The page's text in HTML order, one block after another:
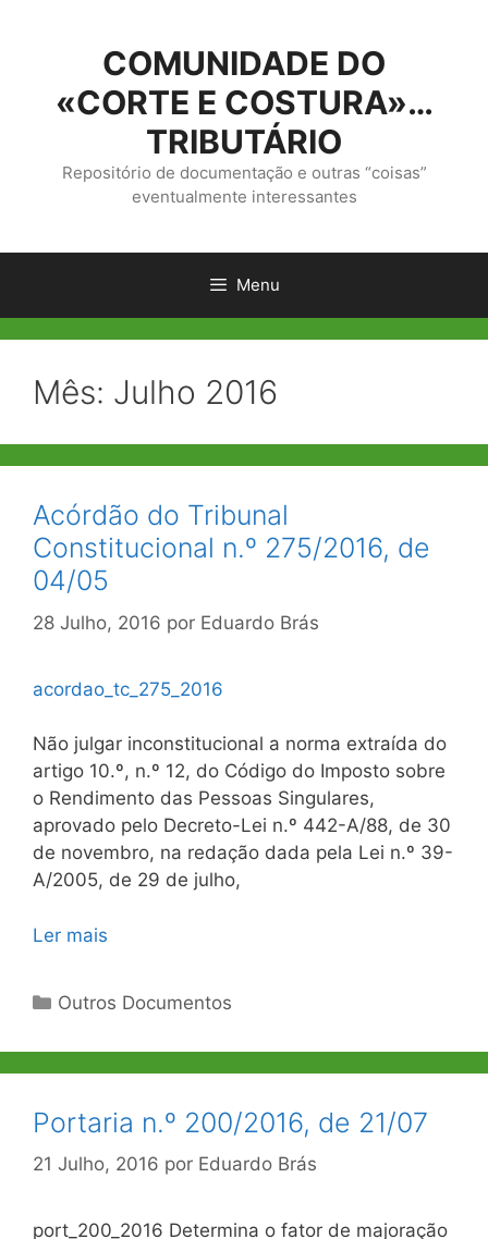
conteúdo
COMUNIDADE DO
«CORTE E COSTURA»…
TRIBUTÁRIO
Repositório de documentação e outras “coisas”
eventualmente interessantes
Menu
Mês: Julho 2016
Acórdão do Tribunal
Constitucional n.º 275/2016, de
04/05
28 Julho, 2016 por Eduardo Brás
acordao_tc_275_2016
Não julgar inconstitucional a norma extraída do
artigo 10.º, n.º 12, do Código do Imposto sobre
o Rendimento das Pessoas Singulares,
aprovado pelo Decreto-Lei n.º 442-A/88, de 30
de novembro, na redação dada pela Lei n.º 39-
A/2005, de 29 de julho,
Ler mais
Categorias
Outros Documentos
Portaria n.º 200/2016, de 21/07
21 Julho, 2016 por Eduardo Brás
port_200_2016 Determina o fator de majoração